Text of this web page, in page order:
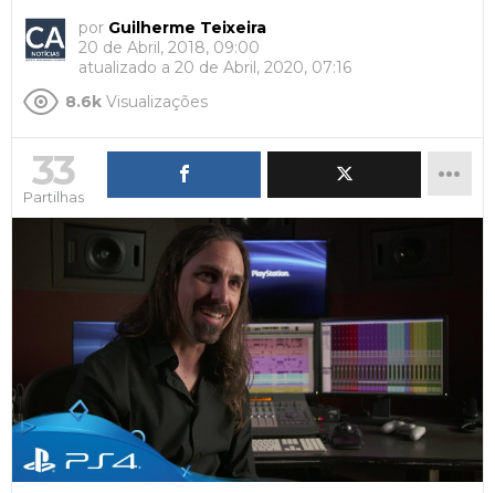
por Guilherme Teixeira
20 de Abril, 2018, 09:00
atualizado a 20 de Abril, 2020, 07:16
8.6k Visualizações
33
Partilhas